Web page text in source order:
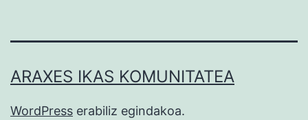
ARAXES IKAS KOMUNITATEA
WordPress erabiliz egindakoa.